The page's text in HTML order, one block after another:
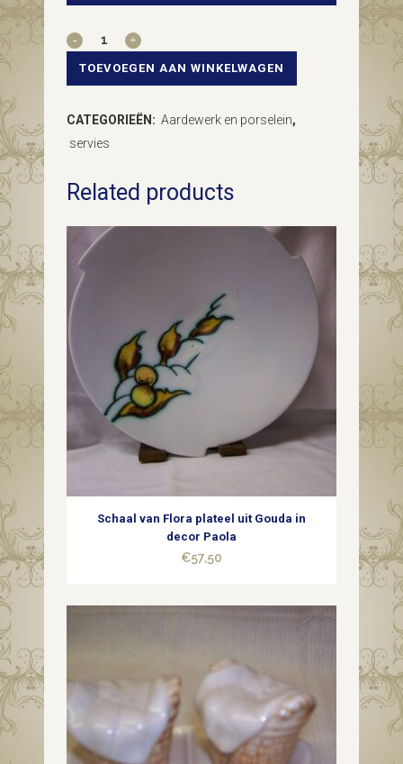
Van
Boch
ontbijtborden
cremekleur
quantity
TOEVOEGEN AAN WINKELWAGEN
CATEGORIEËN: Aardewerk en porselein,
servies
Related products
Schaal van Flora plateel uit Gouda in
decor Paola
€57,50